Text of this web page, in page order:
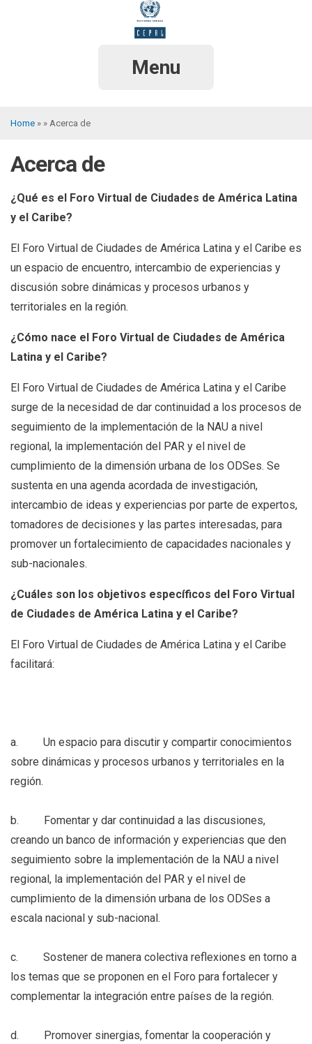
Menu
Home Acerca de
Acerca de
¿Qué es el Foro Virtual de Ciudades de América Latina
y el Caribe?
El Foro Virtual de Ciudades de América Latina y el Caribe es
un espacio de encuentro, intercambio de experiencias y
discusión sobre dinámicas y procesos urbanos y
territoriales en la región.
¿Cómo nace el Foro Virtual de Ciudades de América
Latina y el Caribe?
El Foro Virtual de Ciudades de América Latina y el Caribe
surge de la necesidad de dar continuidad a los procesos de
seguimiento de la implementación de la NAU a nivel
regional, la implementación del PAR y el nivel de
cumplimiento de la dimensión urbana de los ODSes. Se
sustenta en una agenda acordada de investigación,
intercambio de ideas y experiencias por parte de expertos,
tomadores de decisiones y las partes interesadas, para
promover un fortalecimiento de capacidades nacionales y
sub-nacionales.
¿Cuáles son los objetivos específicos del Foro Virtual
de Ciudades de América Latina y el Caribe?
El Foro Virtual de Ciudades de América Latina y el Caribe
facilitará:
a. Un espacio para discutir y compartir conocimientos
sobre dinámicas y procesos urbanos y territoriales en la
región.
b. Fomentar y dar continuidad a las discusiones,
creando un banco de información y experiencias que den
seguimiento sobre la implementación de la NAU a nivel
regional, la implementación del PAR y el nivel de
cumplimiento de la dimensión urbana de los ODSes a
escala nacional y sub-nacional.
c. Sostener de manera colectiva reflexiones en torno a
los temas que se proponen en el Foro para fortalecer y
complementar la integración entre países de la región.
d. Promover sinergias, fomentar la cooperación y